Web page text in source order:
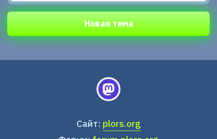
Новая тема
Сайт: plors.org